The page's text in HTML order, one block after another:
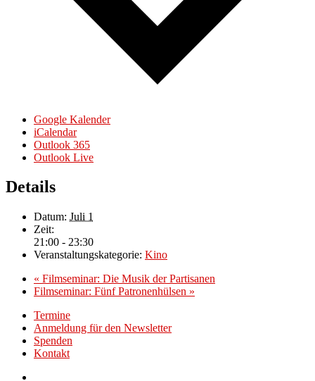
Google Kalender
iCalendar
Outlook 365
Outlook Live
Details
Datum: Juli 1
Zeit:
21:00 - 23:30
Veranstaltungskategorie: Kino
« Filmseminar: Die Musik der Partisanen
Filmseminar: Fünf Patronenhülsen »
Termine
Anmeldung für den Newsletter
Spenden
Kontakt